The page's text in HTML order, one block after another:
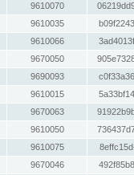
9610070
9610035
9610066
9670050
9690093
9610015
9670063
9610050
9610075
9670046